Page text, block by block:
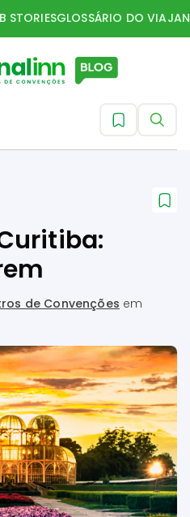
STORIESGLOSSÁRIO DO
de Convenções em